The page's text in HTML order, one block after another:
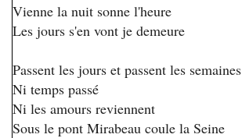
Vienne la nuit sonne l'heure
Les jours s'en vont je demeure
Passent les jours et passent les semaines
Ni temps passé
Ni les amours reviennent
Sous le pont Mirabeau coule la Seine